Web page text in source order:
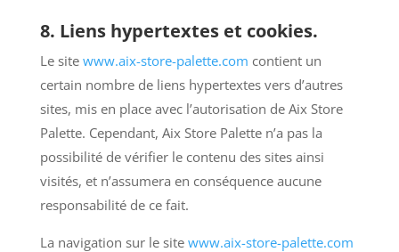
8. Liens hypertextes et cookies.
Le site www.aix-store-palette.com contient un
certain nombre de liens hypertextes vers d’autres
sites, mis en place avec l’autorisation de Aix Store
Palette. Cependant, Aix Store Palette n’a pas la
possibilité de vérifier le contenu des sites ainsi
visités, et n’assumera en conséquence aucune
responsabilité de ce fait.
La navigation sur le site www.aix-store-palette.com